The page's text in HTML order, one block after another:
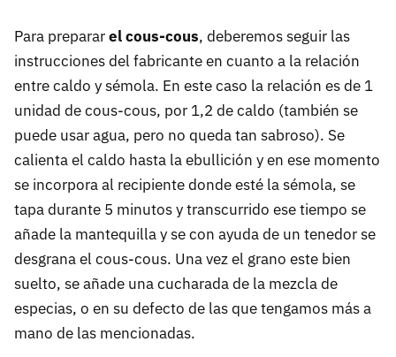
Para prepararel cous-cous, deberemos seguir las
instrucciones del fabricante en cuanto a la relación
entre caldo y sémola. En este caso la relación es de 1
unidad de cous-cous, por 1,2 de caldo (también se
puede usar agua, pero no queda tan sabroso). Se
calienta el caldo hasta la ebullición y en ese momento
se incorpora al recipiente donde esté la sémola, se
tapa durante 5 minutos y transcurrido ese tiempo se
añade la mantequilla y se con ayuda de un tenedor se
desgrana el cous-cous. Una vez el grano este bien
suelto, se añade una cucharada de la mezcla de
especias, o en su defecto de las que tengamos más a
mano de las mencionadas.